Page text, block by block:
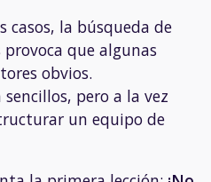
casos, la búsqueda de
que algunas
obvios.
pero a la vez
un equipo de